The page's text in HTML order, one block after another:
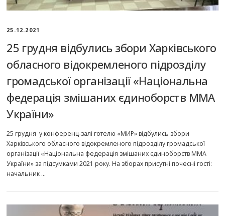
25.12.2021
25 грудня відбулись збори Харківського
обласного відокремленого підрозділу
громадської організації «Національна
федерація змішаних єдиноборств ММА
України»
25 грудня у конференц-залі готелю «МИР» відбулись збори
Харківського обласного відокремленого підрозділу громадської
організації «Національна федерація змішаних єдиноборств ММА
України» за підсумками 2021 року. На зборах присутні почесні гості:
начальник …